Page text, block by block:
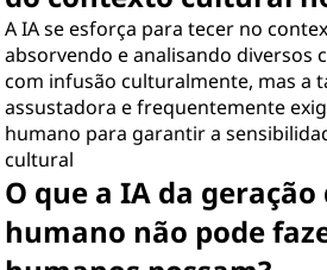
A IA se esforça para tecer no
absorvendo e analisando diversos
com infusão culturalmente, mas a
assustadora e frequentemente
humano para garantir a
cultural
O que a IA da
humano não pode